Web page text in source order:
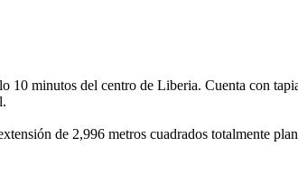
10 minutos del centro de Liberia. Cuenta con
de 2,996 metros cuadrados totalmente